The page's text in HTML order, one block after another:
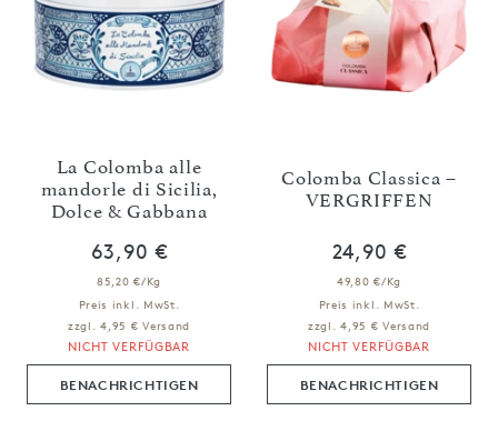
La Colomba alle
mandorle di Sicilia,
Dolce & Gabbana
63,90 €
85,20 €/Kg
Preis inkl. MwSt.
zzgl. 4,95 € Versand
NICHT VERFÜGBAR
BENACHRICHTIGEN
Colomba Classica –
VERGRIFFEN
24,90 €
49,80 €/Kg
Preis inkl. MwSt.
zzgl. 4,95 € Versand
NICHT VERFÜGBAR
BENACHRICHTIGEN